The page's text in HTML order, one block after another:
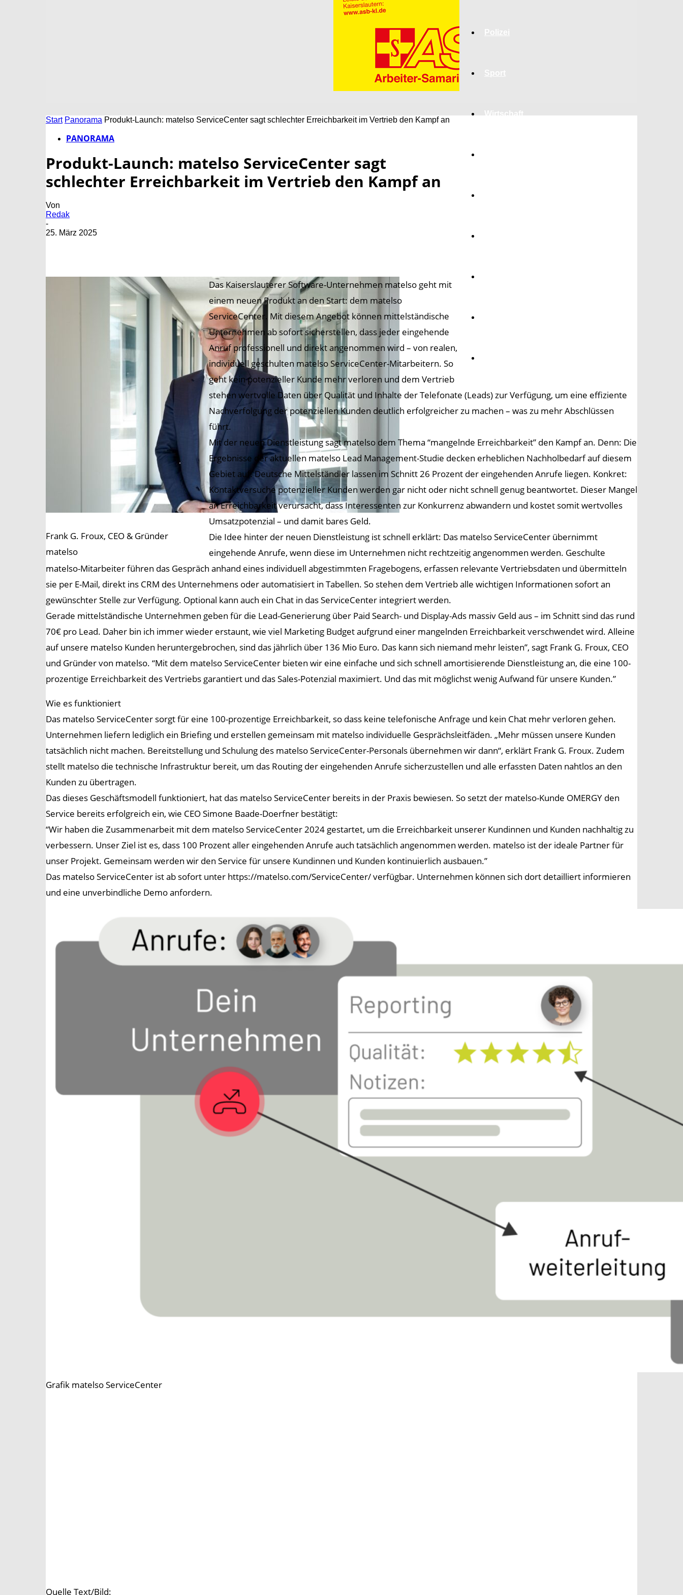
Wirtschaft
Start Panorama Produkt-Launch: matelso ServiceCenter sagt schlechter Erreichbarkeit im Vertrieb den Kampf an
PANORAMA
Produkt-Launch: matelso ServiceCenter sagt
schlechter Erreichbarkeit im Vertrieb den Kampf an
Von
Redak
-
25. März 2025
Frank G. Froux, CEO & Gründer
matelso
Das Kaiserslauterer Software-Unternehmen matelso geht mit
einem neuen Produkt an den Start: dem matelso
ServiceCenter. Mit diesem Angebot können mittelständische
Unternehmen ab sofort sicherstellen, dass jeder eingehende
Anruf professionell und direkt angenommen wird – von realen,
individuell geschulten matelso ServiceCenter-Mitarbeitern. So
geht kein potenzieller Kunde mehr verloren und dem Vertrieb
stehen wertvolle Daten über Qualität und Inhalte der Telefonate (Leads) zur Verfügung, um eine effiziente
Nachverfolgung der potenziellen Kunden deutlich erfolgreicher zu machen – was zu mehr Abschlüssen
führt.
Mit der neuen Dienstleistung sagt matelso dem Thema “mangelnde Erreichbarkeit” den Kampf an. Denn: Die
Ergebnisse der aktuellen matelso Lead Management-Studie decken erheblichen Nachholbedarf auf diesem
Gebiet auf: Deutsche Mittelständler lassen im Schnitt 26 Prozent der eingehenden Anrufe liegen. Konkret:
Kontaktversuche potenzieller Kunden werden gar nicht oder nicht schnell genug beantwortet. Dieser Mangel
an Erreichbarkeit verursacht, dass Interessenten zur Konkurrenz abwandern und kostet somit wertvolles
Umsatzpotenzial – und damit bares Geld.
Die Idee hinter der neuen Dienstleistung ist schnell erklärt: Das matelso ServiceCenter übernimmt
eingehende Anrufe, wenn diese im Unternehmen nicht rechtzeitig angenommen werden. Geschulte
matelso-Mitarbeiter führen das Gespräch anhand eines individuell abgestimmten Fragebogens, erfassen relevante Vertriebsdaten und übermitteln
sie per E-Mail, direkt ins CRM des Unternehmens oder automatisiert in Tabellen. So stehen dem Vertrieb alle wichtigen Informationen sofort an
gewünschter Stelle zur Verfügung. Optional kann auch ein Chat in das ServiceCenter integriert werden.
Gerade mittelständische Unternehmen geben für die Lead-Generierung über Paid Search- und Display-Ads massiv Geld aus – im Schnitt sind das rund
70€ pro Lead. Daher bin ich immer wieder erstaunt, wie viel Marketing Budget aufgrund einer mangelnden Erreichbarkeit verschwendet wird. Alleine
auf unsere matelso Kunden heruntergebrochen, sind das jährlich über 136 Mio Euro. Das kann sich niemand mehr leisten”, sagt Frank G. Froux, CEO
und Gründer von matelso. “Mit dem matelso ServiceCenter bieten wir eine einfache und sich schnell amortisierende Dienstleistung an, die eine 100-
prozentige Erreichbarkeit des Vertriebs garantiert und das Sales-Potenzial maximiert. Und das mit möglichst wenig Aufwand für unsere Kunden.”
Wie es funktioniert
Das matelso ServiceCenter sorgt für eine 100-prozentige Erreichbarkeit, so dass keine telefonische Anfrage und kein Chat mehr verloren gehen.
Unternehmen liefern lediglich ein Briefing und erstellen gemeinsam mit matelso individuelle Gesprächsleitfäden. „Mehr müssen unsere Kunden
tatsächlich nicht machen. Bereitstellung und Schulung des matelso ServiceCenter-Personals übernehmen wir dann“, erklärt Frank G. Froux. Zudem
stellt matelso die technische Infrastruktur bereit, um das Routing der eingehenden Anrufe sicherzustellen und alle erfassten Daten nahtlos an den
Kunden zu übertragen.
Das dieses Geschäftsmodell funktioniert, hat das matelso ServiceCenter bereits in der Praxis bewiesen. So setzt der matelso-Kunde OMERGY den
Service bereits erfolgreich ein, wie CEO Simone Baade-Doerfner bestätigt:
“Wir haben die Zusammenarbeit mit dem matelso ServiceCenter 2024 gestartet, um die Erreichbarkeit unserer Kundinnen und Kunden nachhaltig zu
verbessern. Unser Ziel ist es, dass 100 Prozent aller eingehenden Anrufe auch tatsächlich angenommen werden. matelso ist der ideale Partner für
unser Projekt. Gemeinsam werden wir den Service für unsere Kundinnen und Kunden kontinuierlich ausbauen.”
Das matelso ServiceCenter ist ab sofort unter https://matelso.com/ServiceCenter/ verfügbar. Unternehmen können sich dort detailliert informieren
und eine unverbindliche Demo anfordern.
Grafik matelso ServiceCenter
Quelle Text/Bild: